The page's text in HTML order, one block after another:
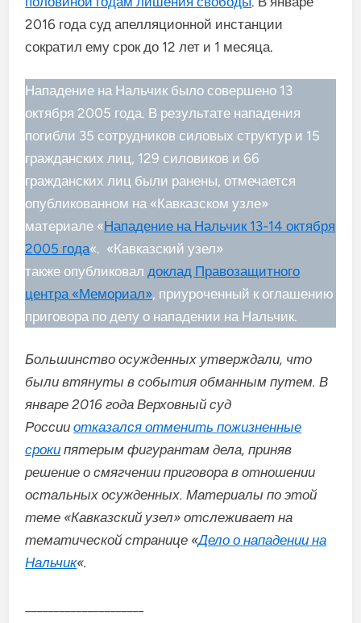
2016 года суд апелляционной инстанции
сократил ему срок до 12 лет и 1 месяца.
Нападение на Нальчик было совершено 13
октября 2005 года. В результате нападения
погибли 35 сотрудников силовых структур и 15
гражданских лиц, 129 силовиков и 66
гражданских лиц были ранены, отмечается
опубликованном на «Кавказском узле»
материале «Нападение на Нальчик 13-14 октября
2005 года«. «Кавказский узел»
также опубликовал доклад Правозащитного
центра «Мемориал», приуроченный к оглашению
приговора по делу о нападении на Нальчик.
Большинство осужденных утверждали, что
были втянуты в события обманным путем. В
январе 2016 года Верховный суд
Россииотказался отменить пожизненные
сроки пятерым фигурантам дела, приняв
решение о смягчении приговора в отношении
остальных осужденных. Материалы по этой
теме «Кавказский узел» отслеживает на
тематической странице «Дело о нападении на
Нальчик«.